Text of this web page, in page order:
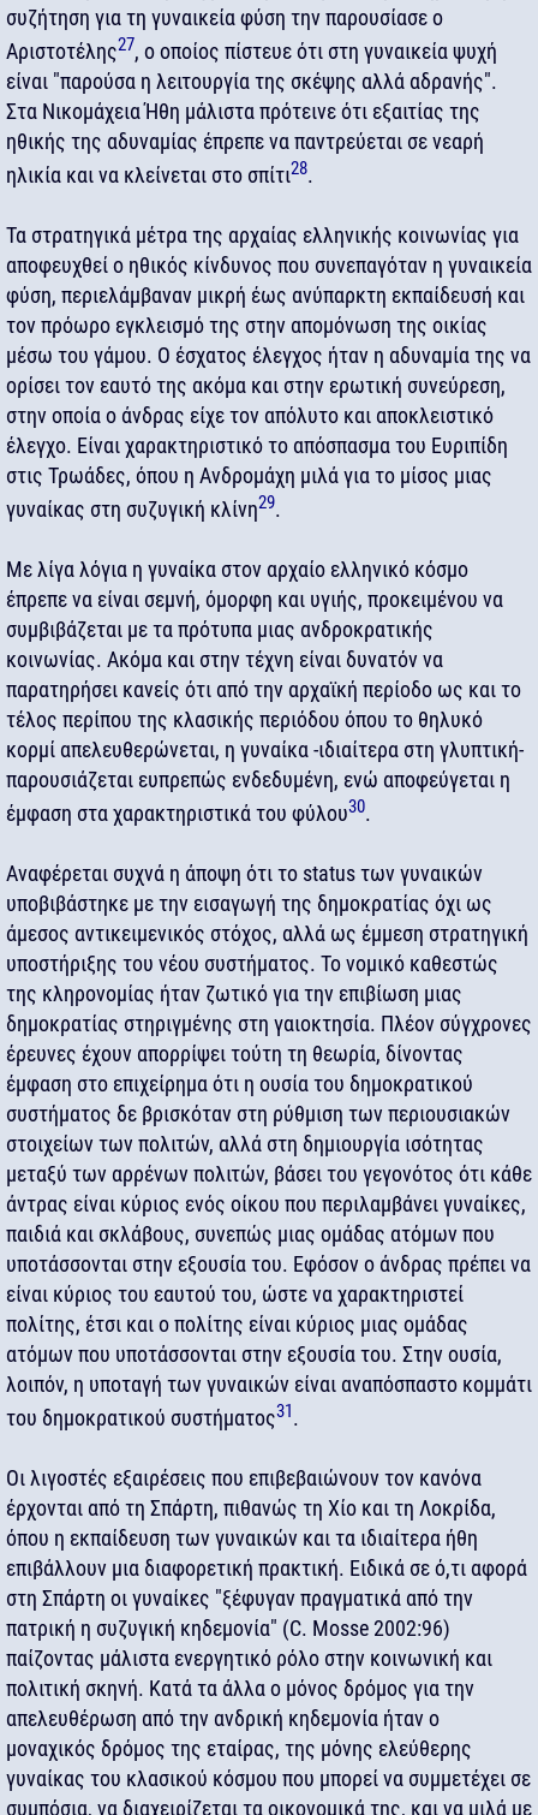
συζήτηση για τη γυναικεία φύση την παρουσίασε ο
Αριστοτέλης27, ο οποίος πίστευε ότι στη γυναικεία ψυχή
είναι "παρούσα η λειτουργία της σκέψης αλλά αδρανής".
Στα Νικομάχεια Ήθη μάλιστα πρότεινε ότι εξαιτίας της
ηθικής της αδυναμίας έπρεπε να παντρεύεται σε νεαρή
ηλικία και να κλείνεται στο σπίτι28.
Τα στρατηγικά μέτρα της αρχαίας ελληνικής κοινωνίας για
αποφευχθεί ο ηθικός κίνδυνος που συνεπαγόταν η γυναικεία
φύση, περιελάμβαναν μικρή έως ανύπαρκτη εκπαίδευσή και
τον πρόωρο εγκλεισμό της στην απομόνωση της οικίας
μέσω του γάμου. Ο έσχατος έλεγχος ήταν η αδυναμία της να
ορίσει τον εαυτό της ακόμα και στην ερωτική συνεύρεση,
στην οποία ο άνδρας είχε τον απόλυτο και αποκλειστικό
έλεγχο. Είναι χαρακτηριστικό το απόσπασμα του Ευριπίδη
στις Τρωάδες, όπου η Ανδρομάχη μιλά για το μίσος μιας
γυναίκας στη συζυγική κλίνη29.
Με λίγα λόγια η γυναίκα στον αρχαίο ελληνικό κόσμο
έπρεπε να είναι σεμνή, όμορφη και υγιής, προκειμένου να
συμβιβάζεται με τα πρότυπα μιας ανδροκρατικής
κοινωνίας. Ακόμα και στην τέχνη είναι δυνατόν να
παρατηρήσει κανείς ότι από την αρχαϊκή περίοδο ως και το
τέλος περίπου της κλασικής περιόδου όπου το θηλυκό
κορμί απελευθερώνεται, η γυναίκα -ιδιαίτερα στη γλυπτική-
παρουσιάζεται ευπρεπώς ενδεδυμένη, ενώ αποφεύγεται η
έμφαση στα χαρακτηριστικά του φύλου30.
Αναφέρεται συχνά η άποψη ότι το status των γυναικών
υποβιβάστηκε με την εισαγωγή της δημοκρατίας όχι ως
άμεσος αντικειμενικός στόχος, αλλά ως έμμεση στρατηγική
υποστήριξης του νέου συστήματος. Το νομικό καθεστώς
της κληρονομίας ήταν ζωτικό για την επιβίωση μιας
δημοκρατίας στηριγμένης στη γαιοκτησία. Πλέον σύγχρονες
έρευνες έχουν απορρίψει τούτη τη θεωρία, δίνοντας
έμφαση στο επιχείρημα ότι η ουσία του δημοκρατικού
συστήματος δε βρισκόταν στη ρύθμιση των περιουσιακών
στοιχείων των πολιτών, αλλά στη δημιουργία ισότητας
μεταξύ των αρρένων πολιτών, βάσει του γεγονότος ότι κάθε
άντρας είναι κύριος ενός οίκου που περιλαμβάνει γυναίκες,
παιδιά και σκλάβους, συνεπώς μιας ομάδας ατόμων που
υποτάσσονται στην εξουσία του. Εφόσον ο άνδρας πρέπει να
είναι κύριος του εαυτού του, ώστε να χαρακτηριστεί
πολίτης, έτσι και ο πολίτης είναι κύριος μιας ομάδας
ατόμων που υποτάσσονται στην εξουσία του. Στην ουσία,
λοιπόν, η υποταγή των γυναικών είναι αναπόσπαστο κομμάτι
του δημοκρατικού συστήματος31.
Οι λιγοστές εξαιρέσεις που επιβεβαιώνουν τον κανόνα
έρχονται από τη Σπάρτη, πιθανώς τη Χίο και τη Λοκρίδα,
όπου η εκπαίδευση των γυναικών και τα ιδιαίτερα ήθη
επιβάλλουν μια διαφορετική πρακτική. Ειδικά σε ό,τι αφορά
στη Σπάρτη οι γυναίκες "ξέφυγαν πραγματικά από την
πατρική η συζυγική κηδεμονία" (C. Mosse 2002:96)
παίζοντας μάλιστα ενεργητικό ρόλο στην κοινωνική και
πολιτική σκηνή. Κατά τα άλλα ο μόνος δρόμος για την
απελευθέρωση από την ανδρική κηδεμονία ήταν ο
μοναχικός δρόμος της εταίρας, της μόνης ελεύθερης
γυναίκας του κλασικού κόσμου που μπορεί να συμμετέχει σε
συμπόσια, να διαχειρίζεται τα οικονομικά της, και να μιλά με